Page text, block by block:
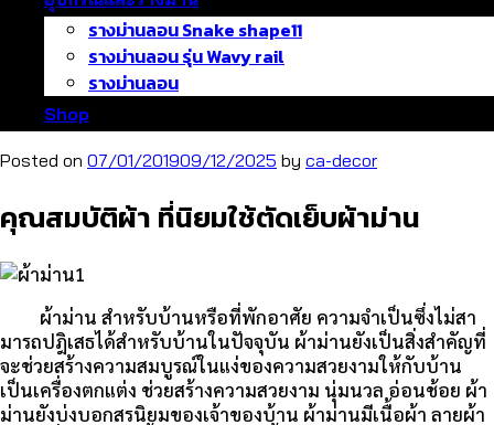
รางม่านลอน Snake shape11
รางม่านลอน รุ่น Wavy rail
รางม่านลอน
Shop
Posted on 07/01/201909/12/2025 by ca-decor
คุณสมบัติผ้า ที่นิยมใช้ตัดเย็บผ้าม่าน
ผ้าม่าน สำหรับบ้านหรือที่พักอาศัย ความจำเป็นซึ่งไม่สา
มารถปฎิเสธได้สำหรับบ้านในปัจจุบัน ผ้าม่านยังเป็นสิ่งสำคัญที่
จะช่วยสร้างความสมบูรณ์ในแง่ของความสวยงามให้กับบ้าน
เป็นเครื่องตกแต่ง ช่วยสร้างความสวยงาม นุ่มนวล อ่อนช้อย ผ้า
ม่านยังบ่งบอกสรนิยมของเจ้าของบ้าน ผ้าม่านมีเนื้อผ้า ลายผ้า